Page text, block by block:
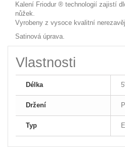
Kalení Friodur ® technologií zajistí
nůžek.
Vyrobeny z vysoce kvalitní
Satinová úprava.
Vlastnosti
Délka
Držení
Typ